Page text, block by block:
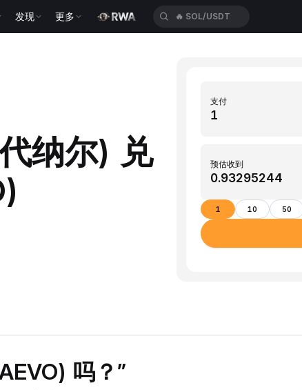
发现 更多 🔥 SOL/USDT
纳尔) 兑
支付
预估收到
1 10 50
吗？”